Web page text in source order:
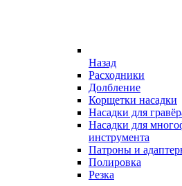
Назад
Расходники
Долбление
Корщетки насадки
Насадки для
Насадки для
инструмента
Патроны и
Полировка
Резка